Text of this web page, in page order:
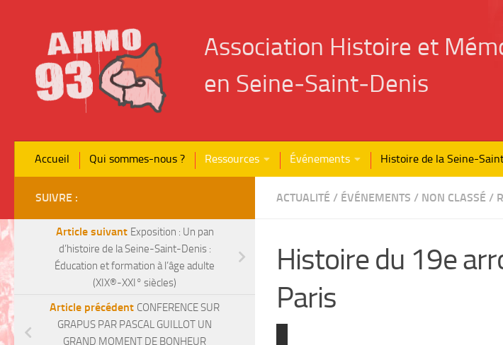
Association Histoire et
en Seine‑Saint‑Denis
Accueil Qui sommes-nous ? Ressources Événements Histoire de la Seine-
ACTUALITÉ / ÉVÉNEMENTS / NON CLASSÉ /
Histoire du 19e
Paris
SUIVRE :
Article suivant Exposition : Un pan
d’histoire de la Seine-Saint-Denis :
Éducation et formation à l’âge adulte
(XIX®-XXI° siècles)
Article précédent CONFERENCE SUR
GRAPUS PAR PASCAL GUILLOT UN
GRAND MOMENT DE BONHEUR